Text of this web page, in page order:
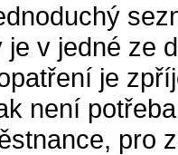
je v jedné ze
je
není
pro